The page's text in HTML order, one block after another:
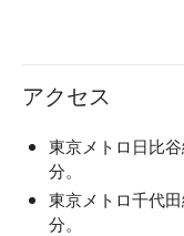
アクセス
東京メトロ日比
分。
東京メトロ千代
分。